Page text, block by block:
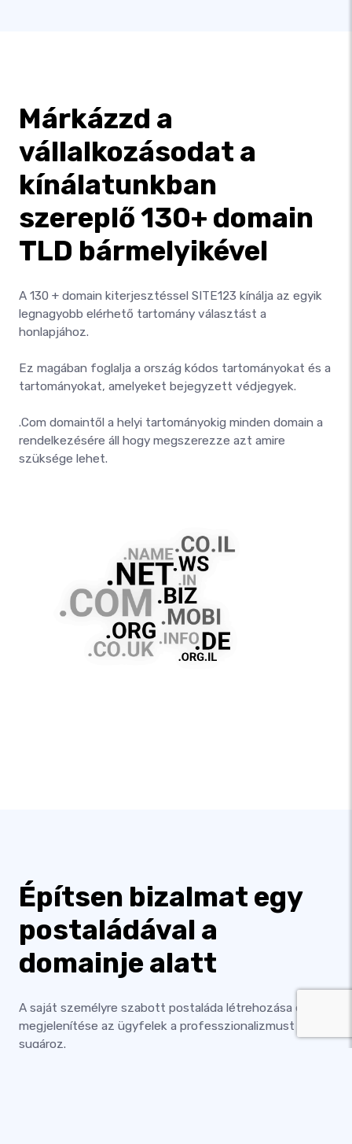
Márkázzd a
vállalkozásodat a
kínálatunkban
szereplő 130+ domain
TLD bármelyikével
A 130 + domain kiterjesztéssel SITE123 kínálja az egyik
legnagyobb elérhető tartomány választást a
honlapjához.
Ez magában foglalja a ország kódos tartományokat és a
tartományokat, amelyeket bejegyzett védjegyek.
.Com domaintől a helyi tartományokig minden domain a
rendelkezésére áll hogy megszerezze azt amire
szüksége lehet.
Építsen bizalmat egy
postaládával a
domainje alatt
A saját személyre szabott postaláda létrehozása és
megjelenítése az ügyfelek a professzionalizmust
sugároz.